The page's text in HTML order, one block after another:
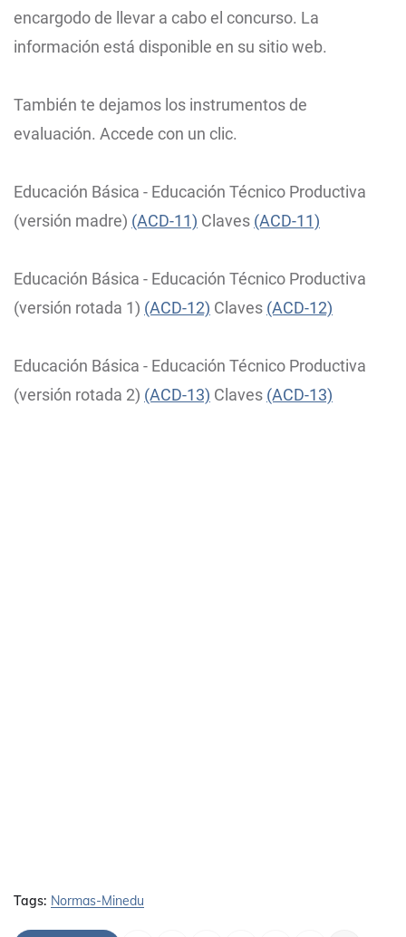
encargodo de llevar a cabo el concurso. La
información está disponible en su sitio web.
También te dejamos los instrumentos de
evaluación. Accede con un clic.
Educación Básica - Educación Técnico Productiva
(versión madre) (ACD-11) Claves (ACD-11)
Educación Básica - Educación Técnico Productiva
(versión rotada 1) (ACD-12) Claves (ACD-12)
Educación Básica - Educación Técnico Productiva
(versión rotada 2) (ACD-13) Claves (ACD-13)
Tags: Normas-Minedu